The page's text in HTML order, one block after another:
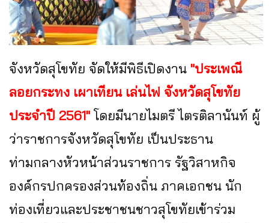
จังหวัดสุโขทัย จัดให้มีพิธีเปิดงาน "ประเพณี
ลอยกระทง เผาเทียน เล่นไฟ จังหวัดสุโขทัย
ประจำปี 2561" โดยมีนายไมตรี ไตรติลานันท์ ผู้
ว่าราชการจังหวัดสุโขทัย เป็นประธาน
ท่ามกลางหัวหน้าส่วนราชการ รัฐวิสาหกิจ
องค์กรปกครองส่วนท้องถิ่น ภาคเอกชน นัก
ท่องเที่ยวและประชาชนชาวสุโขทัยเข้าร่วม